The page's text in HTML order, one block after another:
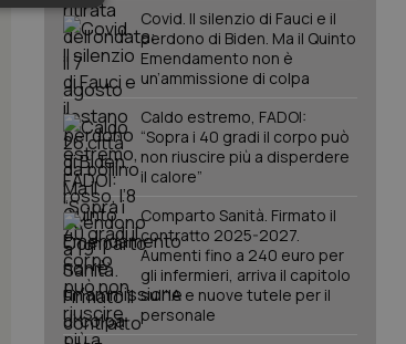
Covid. Il silenzio di Fauci e il
perdono di Biden. Ma il Quinto
Emendamento non è
un’ammissione di colpa
Caldo estremo, FADOI:
“Sopra i 40 gradi il corpo può
non riuscire più a disperdere
il calore”
Comparto Sanità. Firmato il
contratto 2025-2027.
Aumenti fino a 240 euro per
gli infermieri, arriva il capitolo
sull'IA e nuove tutele per il
personale